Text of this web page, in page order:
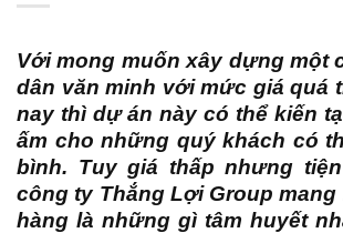
Với mong muốn xây dựng một
dân văn minh với mức giá quá
nay thì dự án này có thể kiến
ấm cho những quý khách có
bình. Tuy giá thấp nhưng
công ty Thắng Lợi Group
hàng là những gì tâm huyết